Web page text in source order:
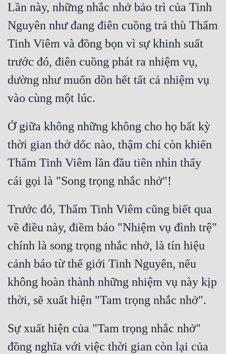
Truyện Nữ
Vô Địch Lưu
Xây Dựng Thế Lực
Đam Mỹ
Đẹp
Tính Cách Nhân Vật :
Điềm Đạm
Lần này, những nhắc nhở bảo trì của Tinh
Nguyên như đang điên cuồng trả thù Thẩm
Tinh Viêm và đồng bọn vì sự khinh suất
trước đó, điên cuồng phát ra nhiệm vụ,
dường như muốn dồn hết tất cả nhiệm vụ
Ở giữa không những không cho họ bất kỳ
thời gian thở dốc nào, thậm chí còn khiến
Thẩm Tinh Viêm lần đầu tiên nhìn thấy
Trước đó, Thẩm Tinh Viêm cũng biết qua
về điều này, điềm báo "Nhiệm vụ đình trệ"
chính là song trọng nhắc nhở, là tín hiệu
cảnh báo từ thế giới Tinh Nguyên, nếu
không hoàn thành những nhiệm vụ này kịp
Sự xuất hiện của "Tam trọng nhắc nhở"
đồng nghĩa với việc thời gian còn lại của